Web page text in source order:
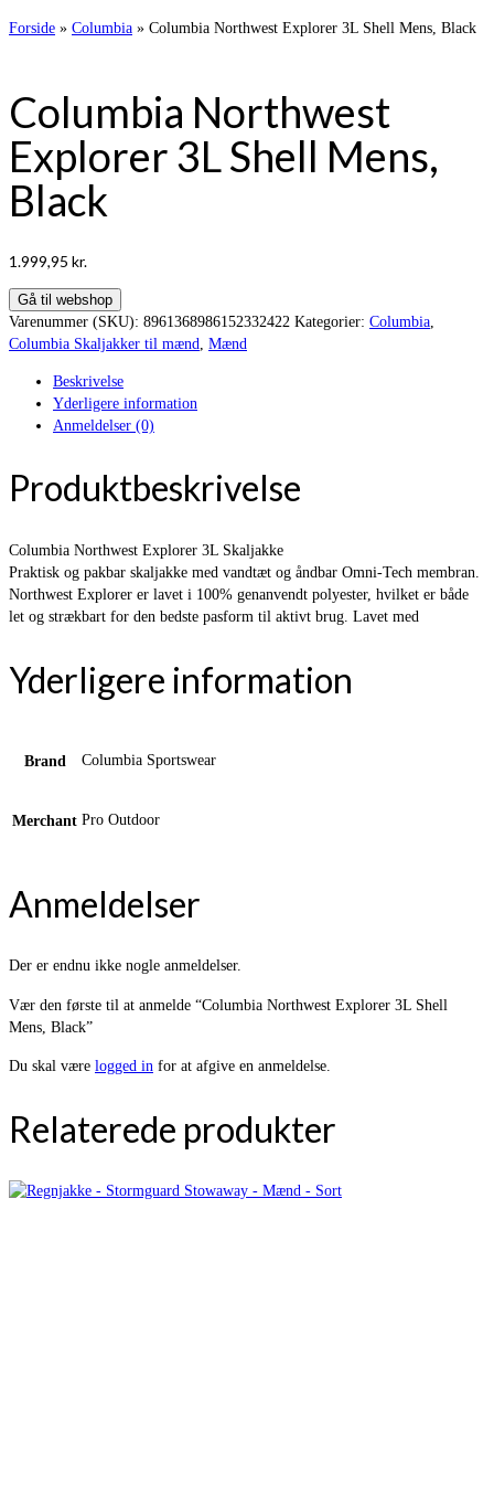
Forside » Columbia » Columbia Northwest Explorer 3L Shell Mens, Black
Columbia Northwest
Explorer 3L Shell Mens,
Black
1.999,95 kr.
Gå til webshop
Varenummer (SKU): 8961368986152332422 Kategorier: Columbia
Columbia Skaljakker til mænd
Mænd
Beskrivelse
Yderligere information
Anmeldelser (0)
Produktbeskrivelse
Columbia Northwest Explorer 3L Skaljakke
Praktisk og pakbar skaljakke med vandtæt og åndbar Omni-Tech membran.
Northwest Explorer er lavet i 100% genanvendt polyester, hvilket er både
let og strækbart for den bedste pasform til aktivt brug. Lavet med
Yderligere information
Brand Columbia Sportswear
Merchant Pro Outdoor
Anmeldelser
Der er endnu ikke nogle anmeldelser.
Vær den første til at anmelde “Columbia Northwest Explorer 3L Shell
Mens, Black”
Du skal være logged in for at afgive en anmeldelse.
Relaterede produkter